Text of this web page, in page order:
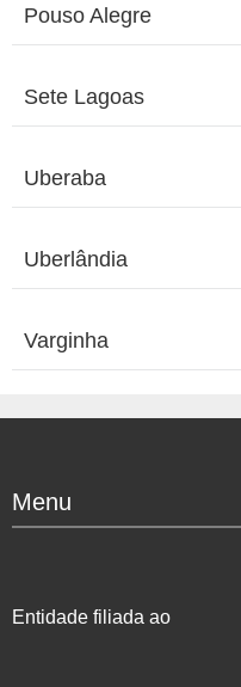
Pouso Alegre
Sete Lagoas
Uberaba
Uberlândia
Varginha
Menu
Entidade filiada ao